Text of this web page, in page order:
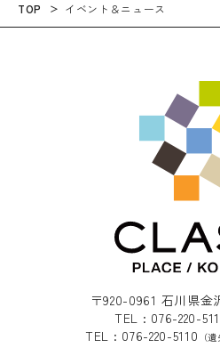
TOP イベント＆ニュース
〒920-0961 石川県金
TEL : 076-220-
TEL : 076-220-5110 （